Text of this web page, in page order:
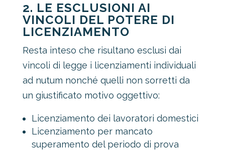
2. LE ESCLUSIONI AI
VINCOLI DEL POTERE DI
LICENZIAMENTO
Resta inteso che risultano esclusi dai
vincoli di legge i licenziamenti individuali
ad nutum nonché quelli non sorretti da
un giustificato motivo oggettivo:
Licenziamento dei lavoratori domestici
Licenziamento per mancato
superamento del periodo di prova